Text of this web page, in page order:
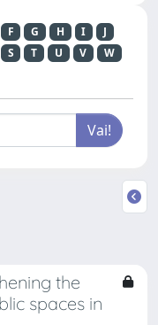
F G H I
J
S T U V
W
the
spaces in